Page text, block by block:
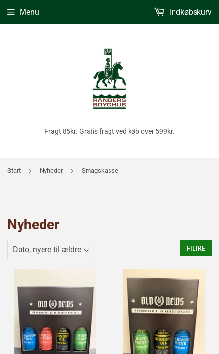
Fragt 85kr. Gratis fragt ved køb over 599kr.
Menu Indkøbskurv
Start › Nyheder › Smagskasse
Nyheder
FILTRE